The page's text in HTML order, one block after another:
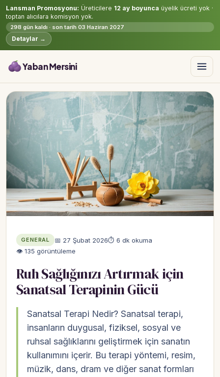
Lansman Promosyonu: Üreticilere 12 ay boyunca üyelik ücreti yok ·
toptan alıcılara komisyon yok.
298 gün kaldı · son tarih 03 Haziran 2027
Detaylar →
Yaban Mersini
GENERAL 📅 27 Şubat 2026⏱ 6 dk okuma
👁 135 görüntüleme
Ruh Sağlığınızı Artırmak için
Sanatsal Terapinin Gücü
Sanatsal Terapi Nedir? Sanatsal terapi,
insanların duygusal, fiziksel, sosyal ve
ruhsal sağlıklarını geliştirmek için sanatın
kullanımını içerir. Bu terapi yöntemi, resim,
müzik, dans, dram ve diğer sanat formları